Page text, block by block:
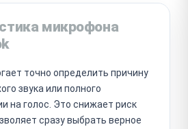
микрофона
точно определить причину
звука или полного
на голос. Это снижает риск
сразу выбрать верное